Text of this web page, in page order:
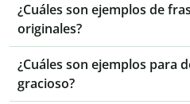
¿Cuáles son ejemplos de
originales?
¿Cuáles son ejemplos para
gracioso?